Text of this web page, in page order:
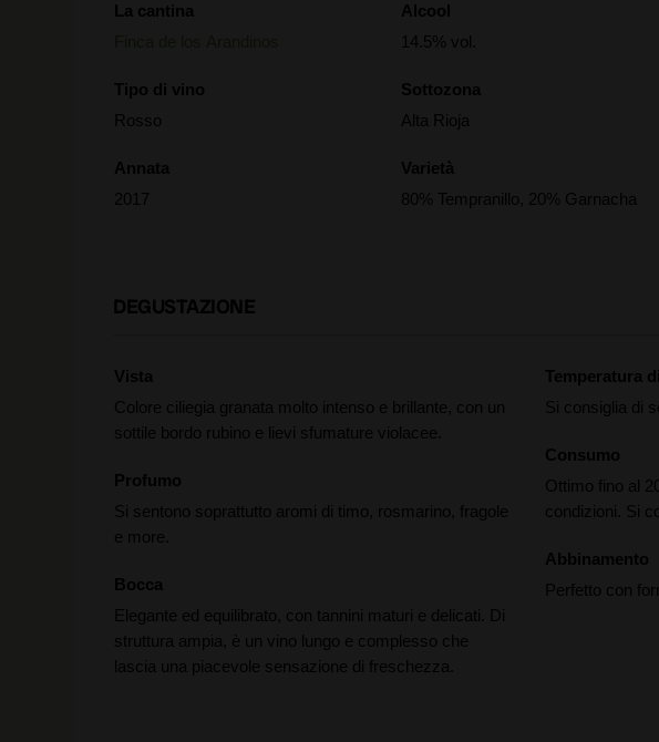
La cantina
Tipo di vino
Rosso
Annata
2017
Alcool
14.5% vol.
Sottozona
Alta Rioja
Varietà
80% Tempranillo, 20% Garnacha
DEGUSTAZIONE
Vista
Colore ciliegia granata molto intenso e brillante, con un
sottile bordo rubino e lievi sfumature violacee.
Profumo
Si sentono soprattutto aromi di timo, rosmarino, fragole
e more.
Bocca
Elegante ed equilibrato, con tannini maturi e delicati. Di
struttura ampia, è un vino lungo e complesso che
lascia una piacevole sensazione di freschezza.
Temperatura
Si consiglia di
Consumo
Ottimo fino al
condizioni. Si
Abbinamento
Perfetto con